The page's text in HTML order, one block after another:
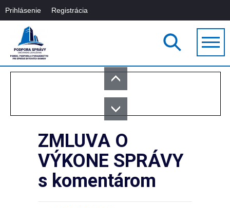
Prihlásenie Registrácia
ZMLUVA O
VÝKONE SPRÁVY
s komentárom